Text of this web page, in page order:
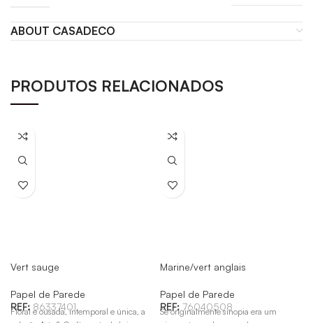
ABOUT CASADECO
PRODUTOS RELACIONADOS
Vert sauge
Papel de Parede
REF: 86337401
Floral e ousada, intemporal e única, a
Marine/vert anglais
Papel de Parede
REF: 76040508
Se originalmente sinopia era um